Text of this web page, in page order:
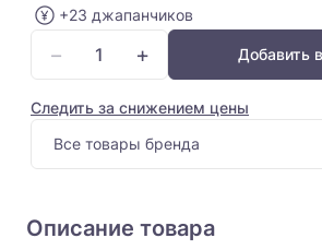
+23 джапанчиков
− + Добавить
Следить за снижением цены
Все товары бренда
Описание товара